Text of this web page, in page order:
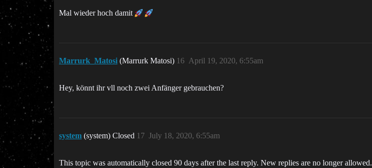
Mal wieder hoch damit
Marrurk_Matosi (Marrurk Matosi) April 19, 2020, 6:55am
16
Hey, könnt ihr vll noch zwei Anfänger gebrauchen?
system (system) Closed July 18, 2020, 6:55am
17
This topic was automatically closed 90 days after the last reply. New replies are no longer allowed.